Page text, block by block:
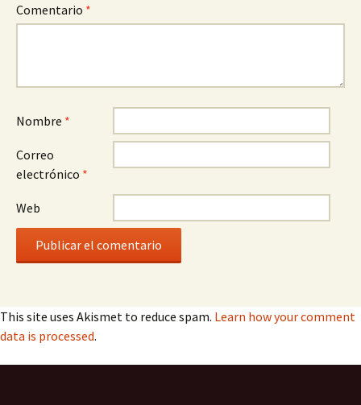
Comentario *
Nombre *
Correo
electrónico *
Web
This site uses Akismet to reduce spam. Learn how your comment
data is processed.